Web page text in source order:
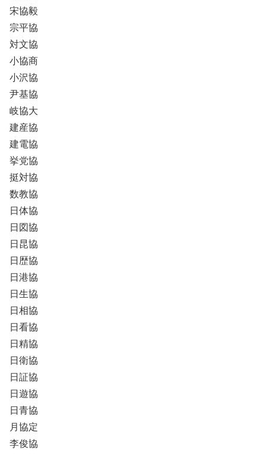
宋協毅
宗平協
対文協
小協商
小沢協
尹基協
岐協大
建産協
建電協
挙党協
挺対協
数教協
日体協
日図協
日昆協
日歴協
日港協
日生協
日相協
日看協
日精協
日衛協
日証協
日遊協
日青協
月協定
李俊協